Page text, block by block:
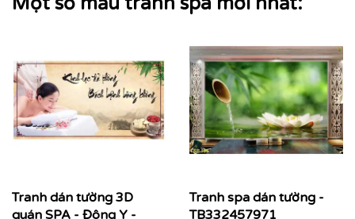
Tranh dán tường 3D
quán SPA - Đông Y -
Tranh spa dán tường -
TB332457971